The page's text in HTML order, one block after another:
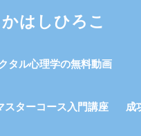
はしひろこ
タル心理学の無料動画
スターコース入門講座 成